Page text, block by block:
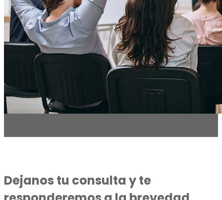
Dejanos tu consulta y te